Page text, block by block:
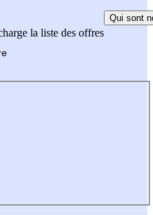
la liste des offres
Qui sont